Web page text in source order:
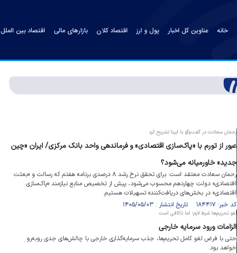
خانه عناوین کل اخبار پول و ارز اقتصاد کلان بازارهای مالی اقتصاد بین الملل
رحمان سعادت در گفت‌و‌گو با ایبنا تشریح کرد
عبور از تورم با «پاک‌سازی اقتصادی» و فرماندهی واحد بانک مرکزی/ ایران «چین
جدید» خاورمیانه می‌شود؟
رحمان سعادت معتقد است: برای تحقق نرخ رشد ۸ درصدی برنامه هفتم که رسالت و «بعثت
اقتصادی» دولت چهاردهم محسوب می‌شود، پیش از تخصیص منابع نیازمند «پاک‌سازی
اقتصادی» در بخش‌های دریافت‌کننده تسهیلات هستیم.
کد خبر: ۱۸۴۴۱۷ تاریخ انتشار : ۱۴۰۵/۰۵/۰۳
لغو تحریم‌ها شرط لازم؛ اما ناکافی است
الزامات ورود سرمایه خارجی
حتی با فرض لغو کامل تحریم‌ها، جذب سرمایه‌گذاری خارجی با چالش‌های جدی روبه‌رو
خواهد بود.